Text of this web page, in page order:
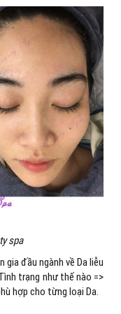
spa
gia đầu ngành về Da liễu
trạng như thế nào =>
hợp cho từng loại Da.